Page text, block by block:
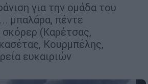
για την ομάδα του
μπαλάρα, πέντε
(Καρέτσας,
Κουρμπέλης,
ευκαιριών